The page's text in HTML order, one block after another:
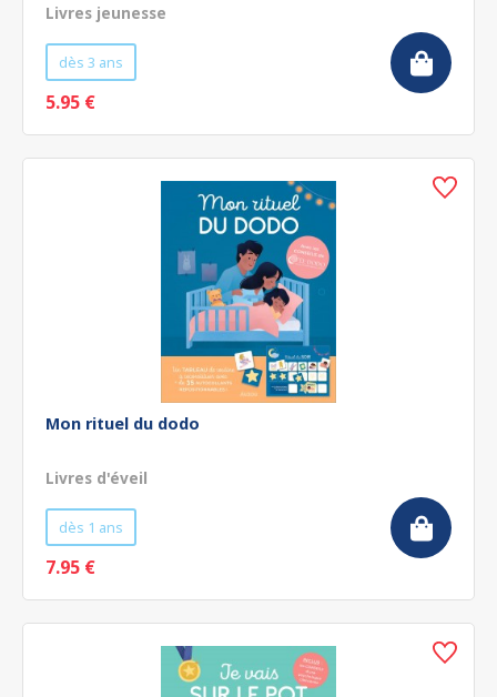
Livres jeunesse
dès 3 ans
5.95 €
Mon rituel du dodo
Livres d'éveil
dès 1 ans
7.95 €